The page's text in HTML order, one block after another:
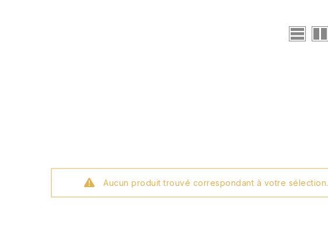
Aucun produit trouvé correspondant à votre sélection.